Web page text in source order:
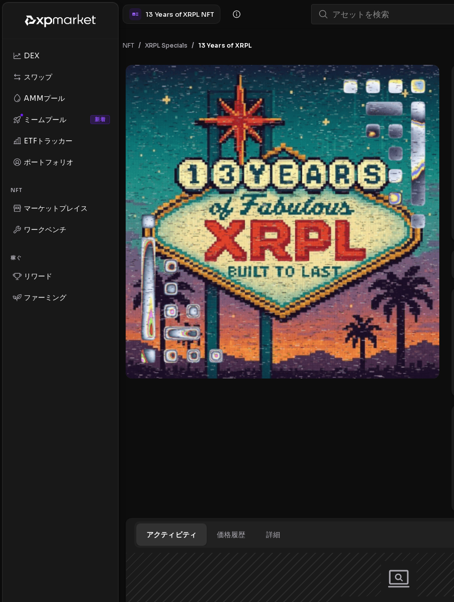
DEX
スワップ
AMMプール
ミームプール 新着
ETFトラッカー
ポートフォリオ
NFT
マーケットプレイス
ワークベンチ
稼ぐ
リワード
ファーミング
13 Years of XRPL NFT
NFT / XRPL Specials / 13 Years of XRPL
アクティビティ 価格履歴 詳細